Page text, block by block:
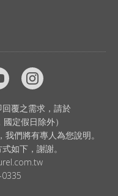
覆之需求，請於
定假日除外）
們將有專人為您說明。
如下，謝謝。